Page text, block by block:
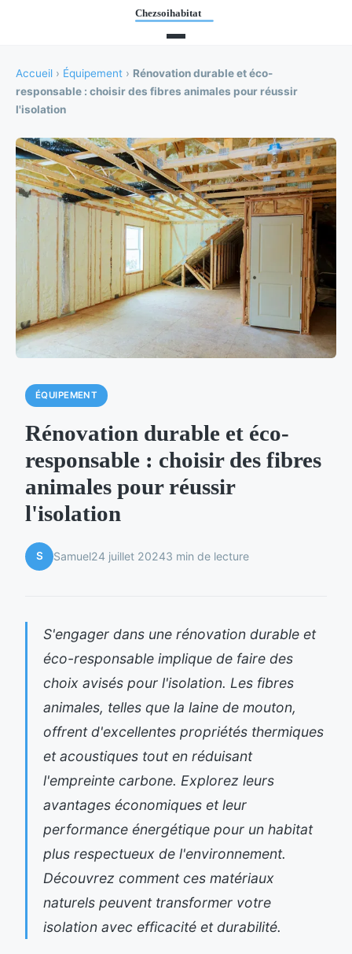
Accueil › Équipement › Rénovation durable et éco-
responsable : choisir des fibres animales pour réussir
l'isolation
ÉQUIPEMENT
Rénovation durable et éco-
responsable : choisir des fibres
animales pour réussir
l'isolation
S Samuel24 juillet 20243 min de lecture
S'engager dans une rénovation durable et
éco-responsable implique de faire des
choix avisés pour l'isolation. Les fibres
animales, telles que la laine de mouton,
offrent d'excellentes propriétés thermiques
et acoustiques tout en réduisant
l'empreinte carbone. Explorez leurs
avantages économiques et leur
performance énergétique pour un habitat
plus respectueux de l'environnement.
Découvrez comment ces matériaux
naturels peuvent transformer votre
isolation avec efficacité et durabilité.